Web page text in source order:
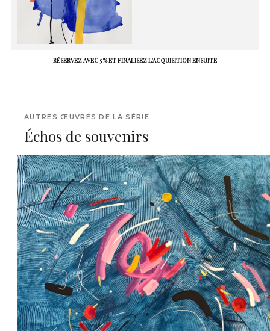
RÉSERVEZ AVEC 5 % ET FINALISEZ L'ACQUISITION ENSUITE
AUTRES ŒUVRES DE LA SÉRIE
Échos de souvenirs